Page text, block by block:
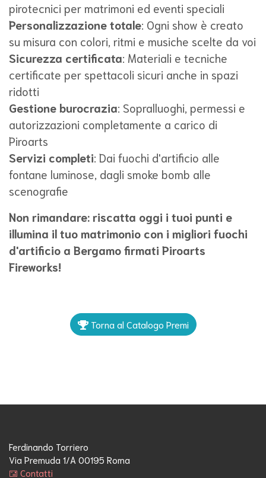
pirotecnici per matrimoni ed eventi speciali
Personalizzazione totale: Ogni show è creato
su misura con colori, ritmi e musiche scelte da voi
Sicurezza certificata: Materiali e tecniche
certificate per spettacoli sicuri anche in spazi
ridotti
Gestione burocrazia: Sopralluoghi, permessi e
autorizzazioni completamente a carico di
Piroarts
Servizi completi: Dai fuochi d'artificio alle
fontane luminose, dagli smoke bomb alle
scenografie
Non rimandare: riscatta oggi i tuoi punti e
illumina il tuo matrimonio con i migliori fuochi
d'artificio a Bergamo firmati Piroarts
Fireworks!
Torna al Catalogo Premi
Ferdinando Torriero
Via Premuda 1/A 00195 Roma
Contatti